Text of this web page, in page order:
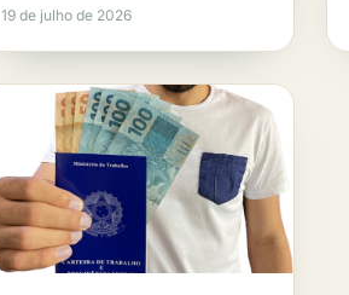
19 de julho de 2026